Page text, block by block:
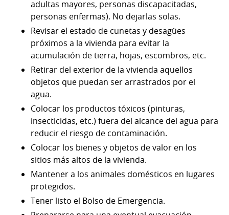
adultas mayores, personas discapacitadas,
personas enfermas). No dejarlas solas.
Revisar el estado de cunetas y desagües
próximos a la vivienda para evitar la
acumulación de tierra, hojas, escombros, etc.
Retirar del exterior de la vivienda aquellos
objetos que puedan ser arrastrados por el
agua.
Colocar los productos tóxicos (pinturas,
insecticidas, etc.) fuera del alcance del agua para
reducir el riesgo de contaminación.
Colocar los bienes y objetos de valor en los
sitios más altos de la vivienda.
Mantener a los animales domésticos en lugares
protegidos.
Tener listo el Bolso de Emergencia.